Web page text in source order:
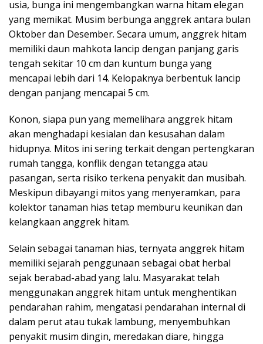
usia, bunga ini mengembangkan warna hitam elegan
yang memikat. Musim berbunga anggrek antara bulan
Oktober dan Desember. Secara umum, anggrek hitam
memiliki daun mahkota lancip dengan panjang garis
tengah sekitar 10 cm dan kuntum bunga yang
mencapai lebih dari 14. Kelopaknya berbentuk lancip
dengan panjang mencapai 5 cm.
Konon, siapa pun yang memelihara anggrek hitam
akan menghadapi kesialan dan kesusahan dalam
hidupnya. Mitos ini sering terkait dengan pertengkaran
rumah tangga, konflik dengan tetangga atau
pasangan, serta risiko terkena penyakit dan musibah.
Meskipun dibayangi mitos yang menyeramkan, para
kolektor tanaman hias tetap memburu keunikan dan
kelangkaan anggrek hitam.
Selain sebagai tanaman hias, ternyata anggrek hitam
memiliki sejarah penggunaan sebagai obat herbal
sejak berabad-abad yang lalu. Masyarakat telah
menggunakan anggrek hitam untuk menghentikan
pendarahan rahim, mengatasi pendarahan internal di
dalam perut atau tukak lambung, menyembuhkan
penyakit musim dingin, meredakan diare, hingga